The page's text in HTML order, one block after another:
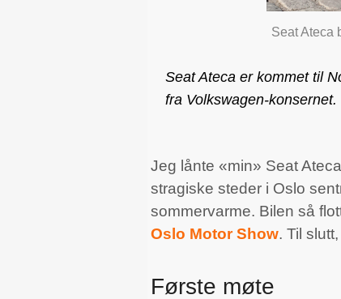
Seat Ateca
Seat Ateca er kommet til
fra Volkswagen-konsernet.
Jeg lånte «min» Seat
stragiske steder i Oslo
sommervarme. Bilen så
Oslo Motor Show. Til
Første møte